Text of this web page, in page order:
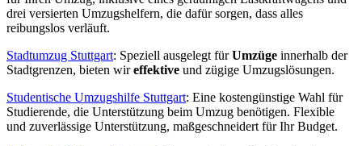
drei versierten Umzugshelfern, die dafür sorgen, dass alles
reibungslos verläuft.
Stadtumzug Stuttgart: Speziell ausgelegt fürUmzüge innerhalb der
Stadtgrenzen, bieten wireffektive und zügige Umzugslösungen.
Studentische Umzugshilfe Stuttgart: Eine kostengünstige Wahl für
Studierende, die Unterstützung beim Umzug benötigen. Flexible
und zuverlässige Unterstützung, maßgeschneidert für Ihr Budget.